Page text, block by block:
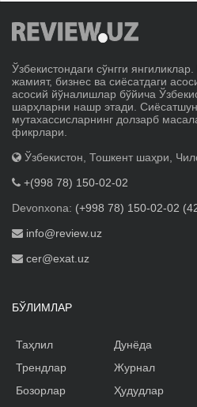
Ўзбекистондаги сўнгги
жамият, бизнес ва сиёсатдаги
асосий йўналишлар бўйича
шарҳларни нашр этади.
мутахассисларнинг долзарб
фикрлари.
Ўзбекистон, Тошкент шаҳри,
+(998 78) 150-02-02
Devonxona: (+998 78) 150-02-02
info@review.uz
cer@exat.uz
БЎЛИМЛАР
Таҳлил
Трендлар
Бозорлар
Дунёда
Журнал
Ҳудудлар